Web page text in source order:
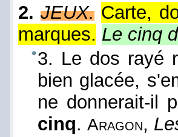
2. JEUX. Carte,
marques. Le cinq
3. Le dos rayé
bien glacée,
ne donnerait-il
cinq. Aragon,